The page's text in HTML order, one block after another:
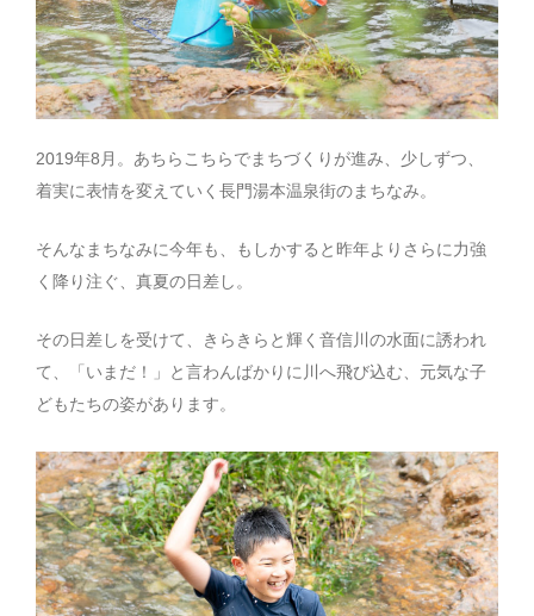
2019年8月。あちらこちらでまちづくりが進み、少しずつ、
着実に表情を変えていく長門湯本温泉街のまちなみ。
そんなまちなみに今年も、もしかすると昨年よりさらに力強
く降り注ぐ、真夏の日差し。
その日差しを受けて、きらきらと輝く音信川の水面に誘われ
て、「いまだ！」と言わんばかりに川へ飛び込む、元気な子
どもたちの姿があります。